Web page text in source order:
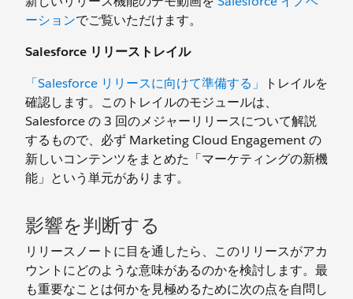
ーションでご覧いただけます。
Salesforce リリーストレイル
「Salesforce リリースに向けて準備する」
トレイルを
確認します。このトレイルのモジュールは、
Salesforce の 3 回のメジャーリリースについて解説
するもので、必ず Marketing Cloud Engagement の
新しいコンテンツをまとめた「マーケティングの新機
能」という単元があります。
影響を判断する
リリースノートに目を通したら、このリリースがアカ
ウントにどのような意味があるのかを検討します。最
も重要なことは何かを見極めるために次の点を自問し